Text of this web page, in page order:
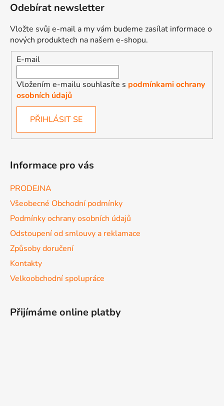
Odebírat newsletter
Vložte svůj e-mail a my vám budeme zasílat informace o
nových produktech na našem e-shopu.
E-mail
Vložením e-mailu souhlasíte s podmínkami ochrany
osobních údajů
PŘIHLÁSIT SE
Informace pro vás
PRODEJNA
Všeobecné Obchodní podmínky
Podmínky ochrany osobních údajů
Odstoupení od smlouvy a reklamace
Způsoby doručení
Kontakty
Velkoobchodní spolupráce
Přijímáme online platby